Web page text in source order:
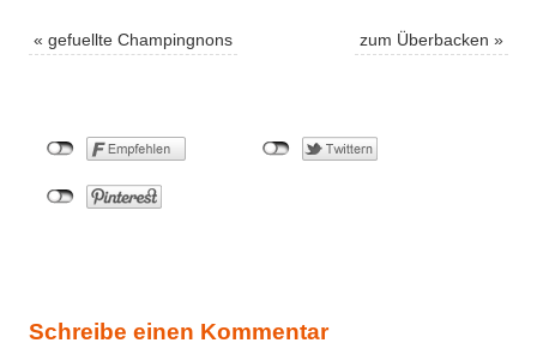
« gefuellte Champingnons zum Überbacken »
Schreibe einen Kommentar